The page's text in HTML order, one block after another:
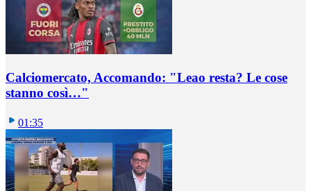
Calciomercato, Accomando: "Leao resta? Le cose
stanno così…"
01:35